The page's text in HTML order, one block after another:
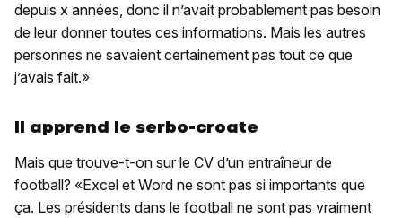
depuis x années, donc il n’avait probablement pas besoin
de leur donner toutes ces informations. Mais les autres
personnes ne savaient certainement pas tout ce que
j’avais fait.»
Il apprend le serbo-croate
Mais que trouve-t-on sur le CV d’un entraîneur de
football? «Excel et Word ne sont pas si importants que
ça. Les présidents dans le football ne sont pas vraiment